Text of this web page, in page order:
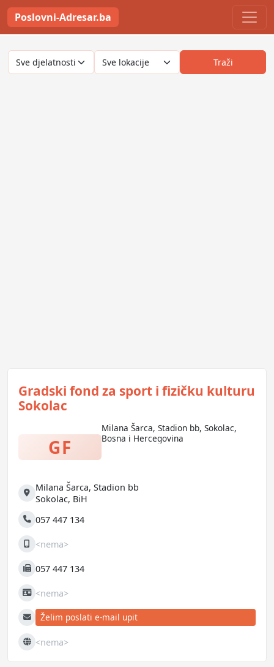
Poslovni-Adresar.ba
Traži
Gradski fond za sport i fizičku kulturu
Sokolac
GF
Milana Šarca, Stadion bb, Sokolac,
Bosna i Hercegovina
Adresa
Milana Šarca, Stadion bb
Sokolac, BiH
Telefon057 447 134
Mobilni<nema>
Fax 057 447 134
JIB <nema>
E-mailŽelim poslati e-mail upit
Web <nema>